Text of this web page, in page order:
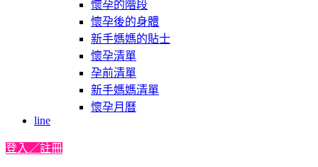
懷孕的階段
懷孕後的身體
新手媽媽的貼士
懷孕清單
孕前清單
新手媽媽清單
懷孕月曆
line
登入／註冊